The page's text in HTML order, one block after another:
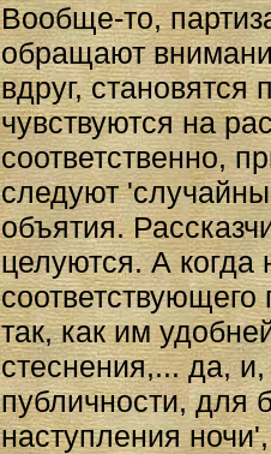
Вообще-то,
обращают
вдруг,
чувствуются на
соответственно,
следуют
объятия.
целуются. А когда
соответствующего
так, как им
стеснения,... да,
публичности,
наступления